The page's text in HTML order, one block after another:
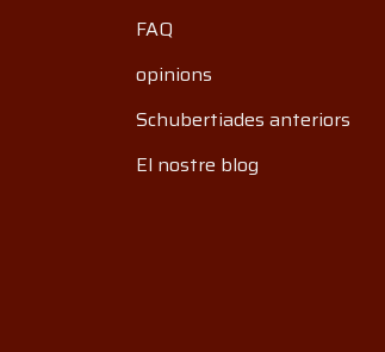
FAQ
opinions
Schubertiades anteriors
El nostre blog